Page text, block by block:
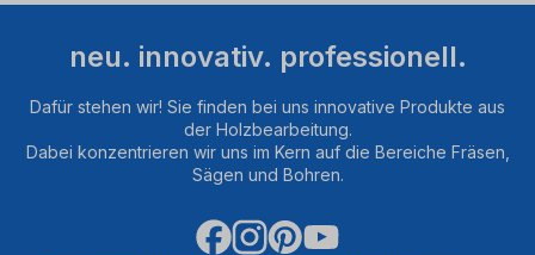
neu. innovativ. professionell.
Dafür stehen wir! Sie finden bei uns innovative Produkte aus
der Holzbearbeitung.
Dabei konzentrieren wir uns im Kern auf die Bereiche Fräsen,
Sägen und Bohren.